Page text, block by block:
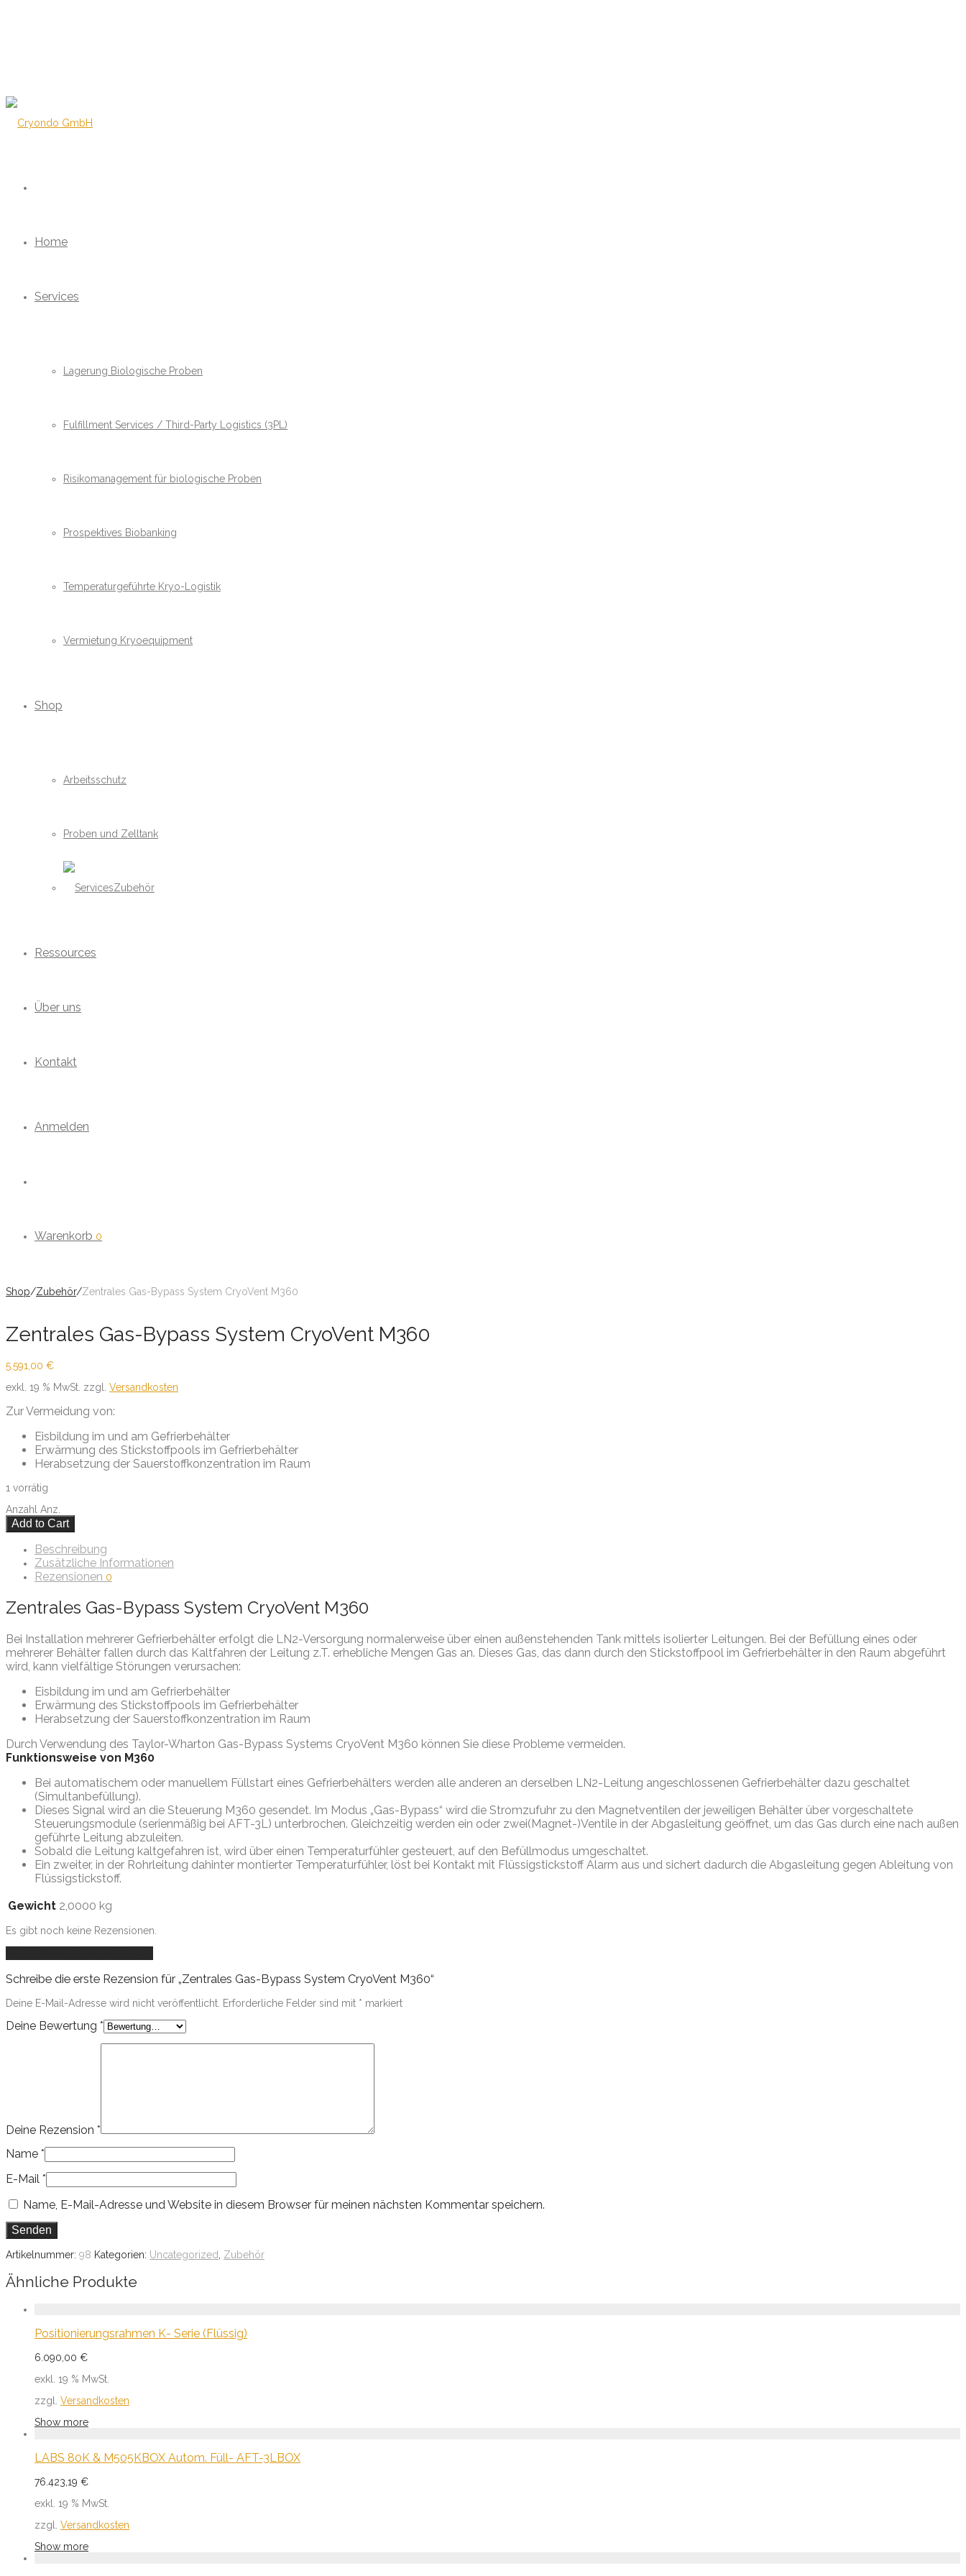
Home
Services
Lagerung Biologische Proben
Fulfillment Services / Third-Party Logistics (3PL)
Risikomanagement für biologische Proben
Prospektives Biobanking
Temperaturgeführte Kryo-Logistik
Vermietung Kryoequipment
Shop
Arbeitsschutz
Proben und Zelltank
Zubehör
Ressources
Über uns
Kontakt
Anmelden
Warenkorb 0
Shop/Zubehör/Zentrales Gas-Bypass System CryoVent M360
Zentrales Gas-Bypass System CryoVent M360
5.591,00 €
exkl. 19 % MwSt. zzgl. Versandkosten
Zur Vermeidung von:
Eisbildung im und am Gefrierbehälter
Erwärmung des Stickstoffpools im Gefrierbehälter
Herabsetzung der Sauerstoffkonzentration im Raum
1 vorrätig
Anzahl Anz.
Add to Cart
Beschreibung
Zusätzliche Informationen
Rezensionen 0
Zentrales Gas-Bypass System CryoVent M360
Bei Installation mehrerer Gefrierbehälter erfolgt die LN2-Versorgung normalerweise über einen außenstehenden Tank mittels isolierter Leitungen. Bei der Befüllung eines oder
mehrerer Behälter fallen durch das Kaltfahren der Leitung z.T. erhebliche Mengen Gas an. Dieses Gas, das dann durch den Stickstoffpool im Gefrierbehälter in den Raum abgeführt
wird, kann vielfältige Störungen verursachen:
Eisbildung im und am Gefrierbehälter
Erwärmung des Stickstoffpools im Gefrierbehälter
Herabsetzung der Sauerstoffkonzentration im Raum
Durch Verwendung des Taylor-Wharton Gas-Bypass Systems CryoVent M360 können Sie diese Probleme vermeiden.
Funktionsweise von M360
Bei automatischem oder manuellem Füllstart eines Gefrierbehälters werden alle anderen an derselben LN2-Leitung angeschlossenen Gefrierbehälter dazu geschaltet
(Simultanbefüllung).
Dieses Signal wird an die Steuerung M360 gesendet. Im Modus „Gas-Bypass“ wird die Stromzufuhr zu den Magnetventilen der jeweiligen Behälter über vorgeschaltete
Steuerungsmodule (serienmäßig bei AFT-3L) unterbrochen. Gleichzeitig werden ein oder zwei(Magnet-)Ventile in der Abgasleitung geöffnet, um das Gas durch eine nach außen
geführte Leitung abzuleiten.
Sobald die Leitung kaltgefahren ist, wird über einen Temperaturfühler gesteuert, auf den Befüllmodus umgeschaltet.
Ein zweiter, in der Rohrleitung dahinter montierter Temperaturfühler, löst bei Kontakt mit Flüssigstickstoff Alarm aus und sichert dadurch die Abgasleitung gegen Ableitung von
Flüssigstickstoff.
Gewicht 2,0000 kg
Es gibt noch keine Rezensionen.
Schreibe die erste Rezension für „Zentrales Gas-Bypass System CryoVent M360“
Deine E-Mail-Adresse wird nicht veröffentlicht. Erforderliche Felder sind mit * markiert
Deine Bewertung *
Deine Rezension *
Name *
E-Mail *
Name, E-Mail-Adresse und Website in diesem Browser für meinen nächsten Kommentar speichern.
Artikelnummer: 98 Kategorien: Uncategorized Zubehör
Ähnliche Produkte
Positionierungsrahmen K- Serie (Flüssig)
6.090,00 €
exkl. 19 % MwSt.
zzgl. Versandkosten
Show more
LABS 80K & M505KBOX Autom. Füll- AFT-3LBOX
76.423,19 €
exkl. 19 % MwSt.
zzgl. Versandkosten
Show more